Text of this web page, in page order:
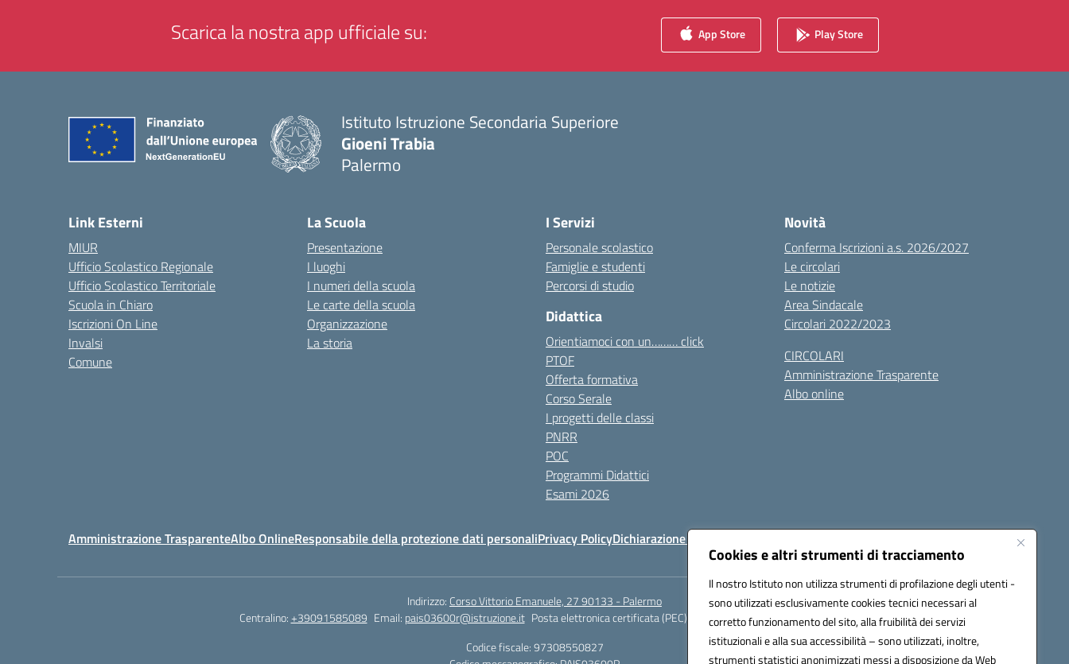
Cookies e altri strumenti di tracciamento
Il nostro Istituto non utilizza strumenti di profilazione degli utenti -
sono utilizzati esclusivamente cookies tecnici necessari al
corretto funzionamento del sito, alla fruibilità dei servizi
istituzionali e alla sua accessibilità – sono utilizzati, inoltre,
strumenti statistici anonimizzati messi a disposizione da Web
Scarica la nostra app ufficiale su: App Store Play Store
Istituto Istruzione Secondaria Superiore
Gioeni Trabia
Palermo
Link Esterni
MIUR
Ufficio Scolastico Regionale
Ufficio Scolastico Territoriale
Scuola in Chiaro
Iscrizioni On Line
Invalsi
Comune
La Scuola
Presentazione
I luoghi
I numeri della scuola
Le carte della scuola
Organizzazione
La storia
I Servizi
Personale scolastico
Famiglie e studenti
Percorsi di studio
Didattica
Orientiamoci con un……… click
PTOF
Offerta formativa
Corso Serale
I progetti delle classi
PNRR
POC
Programmi Didattici
Esami 2026
Novità
Conferma Iscrizioni a.s. 2026/2027
Le circolari
Le notizie
Area Sindacale
Circolari 2022/2023
CIRCOLARI
Amministrazione Trasparente
Albo online
Amministrazione TrasparenteAlbo OnlineResponsabile della protezione dati personaliPrivacy PolicyDichiarazione di accessibilità Seguici su:
Indirizzo: Corso Vittorio Emanuele, 27 90133 - Palermo
Centralino:+39091585089 Email: pais03600r@istruzione.it Posta elettronica certificata (PEC):
pais03600r@pec.istruzione.it
Codice fiscale: 97308550827